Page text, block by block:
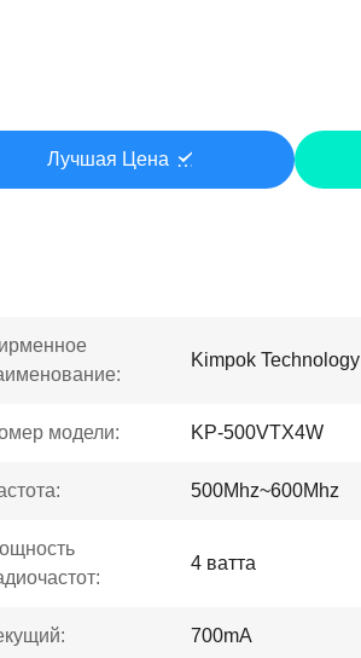
Лучшая Цена
Kimpok Technology
модели: KP-500VTX4W
500Mhz~600Mhz
4 ватта
700mA